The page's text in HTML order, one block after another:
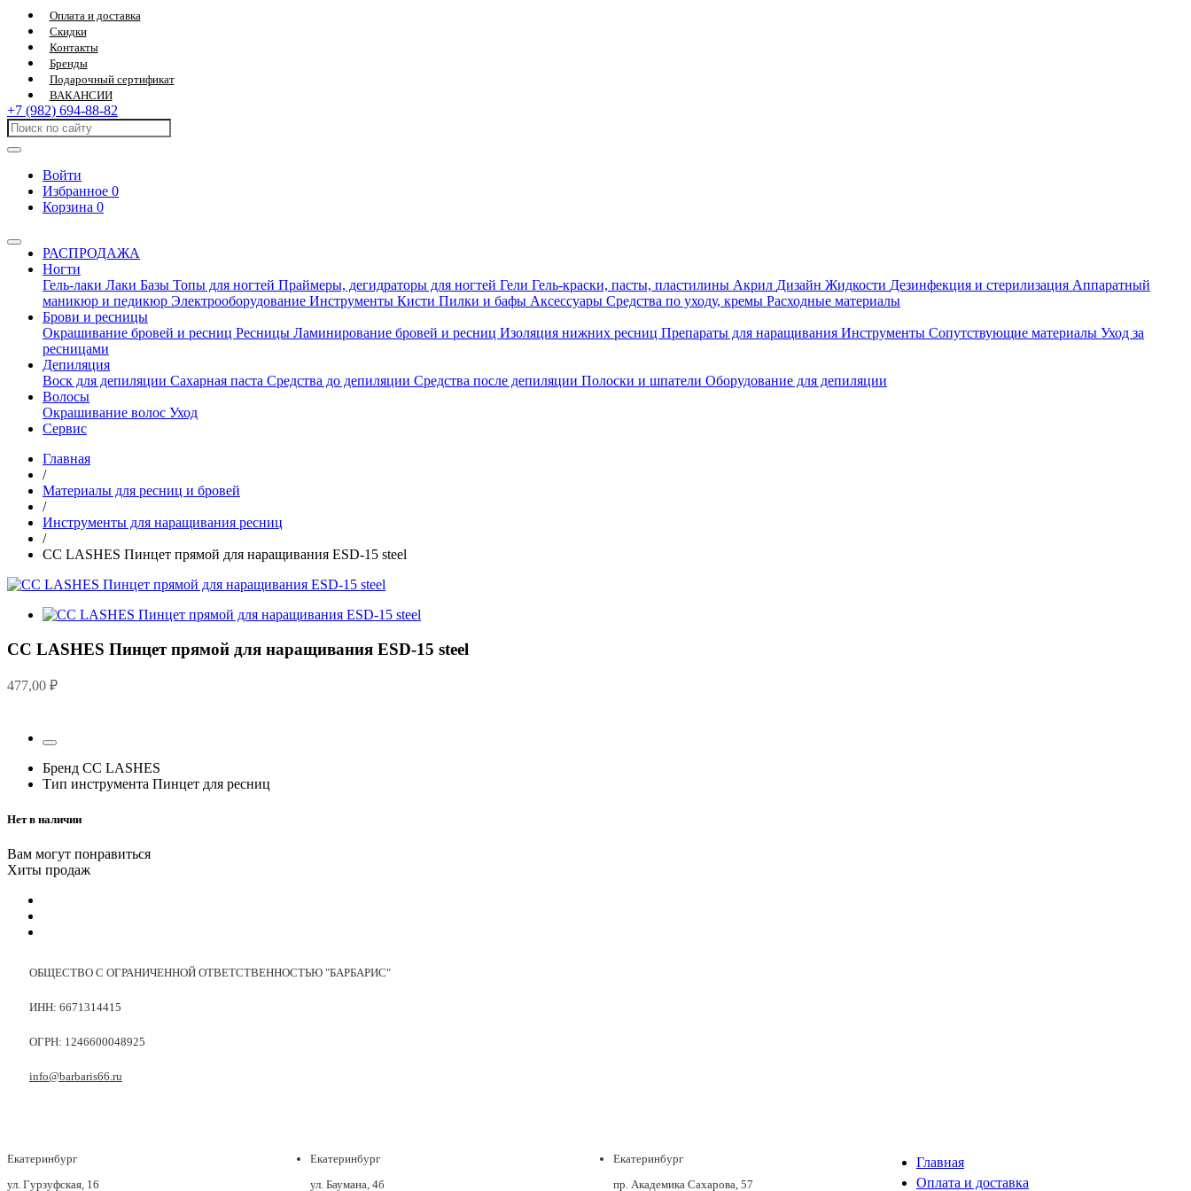
Оплата и доставка
Скидки
Контакты
Бренды
Подарочный сертификат
ВАКАНСИИ
+7 (982) 694-88-82
Войти
Избранное 0
Корзина 0
РАСПРОДАЖА
Ногти
Гель-лаки Лаки Базы Топы для ногтей Праймеры, дегидраторы для ногтей Гели Гель-краски, пасты, пластилины Акрил Дизайн Жидкости Дезинфекция и стерилизация Аппаратный
маникюр и педикюр Электрооборудование Инструменты Кисти Пилки и бафы Аксессуары Средства по уходу, кремы Расходные материалы
Брови и ресницы
Окрашивание бровей и ресниц Ресницы Ламинирование бровей и ресниц Изоляция нижних ресниц Препараты для наращивания Инструменты Сопутствующие материалы Уход за
ресницами
Депиляция
Воск для депиляции Сахарная паста Средства до депиляции Средства после депиляции Полоски и шпатели Оборудование для депиляции
Волосы
Окрашивание волос Уход
Сервис
Главная
/
Материалы для ресниц и бровей
/
Инструменты для наращивания ресниц
/
CC LASHES Пинцет прямой для наращивания ESD-15 steel
CC LASHES Пинцет прямой для наращивания ESD-15 steel
477,00 ₽
Бренд CC LASHES
Тип инструмента Пинцет для ресниц
Нет в наличии
Вам могут понравиться
Хиты продаж
ОБЩЕСТВО С ОГРАНИЧЕННОЙ ОТВЕТСТВЕННОСТЬЮ "БАРБАРИС"
ИНН: 6671314415
ОГРН: 1246600048925
info@barbaris66.ru
Екатеринбург
ул. Гурзуфская, 16
Екатеринбург
ул. Баумана, 4б
Екатеринбург
пр. Академика Сахарова, 57
Главная
Оплата и доставка